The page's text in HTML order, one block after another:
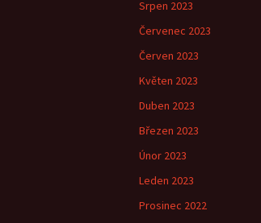
Srpen 2023
Červenec 2023
Červen 2023
Květen 2023
Duben 2023
Březen 2023
Únor 2023
Leden 2023
Prosinec 2022